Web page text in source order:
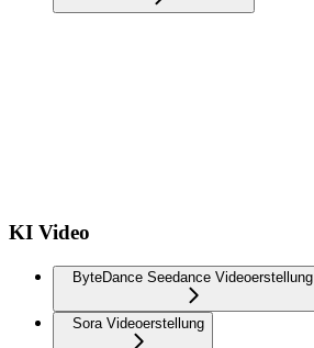
KI Video
ByteDance Seedance Videoerstellung
Sora Videoerstellung